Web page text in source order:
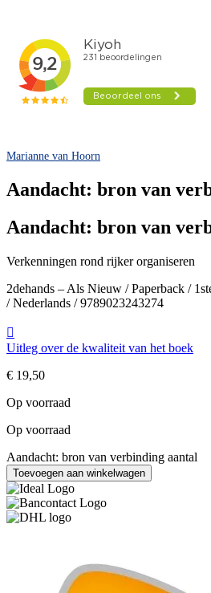
Marianne van Hoorn
Aandacht: bron van
Aandacht: bron van
Verkenningen rond rijker organiseren
2dehands – Als Nieuw / Paperback /
/ Nederlands / 9789023243274
Uitleg over de kwaliteit van het boek
€ 19,50
Op voorraad
Op voorraad
Aandacht: bron van verbinding aantal
Toevoegen aan winkelwagen